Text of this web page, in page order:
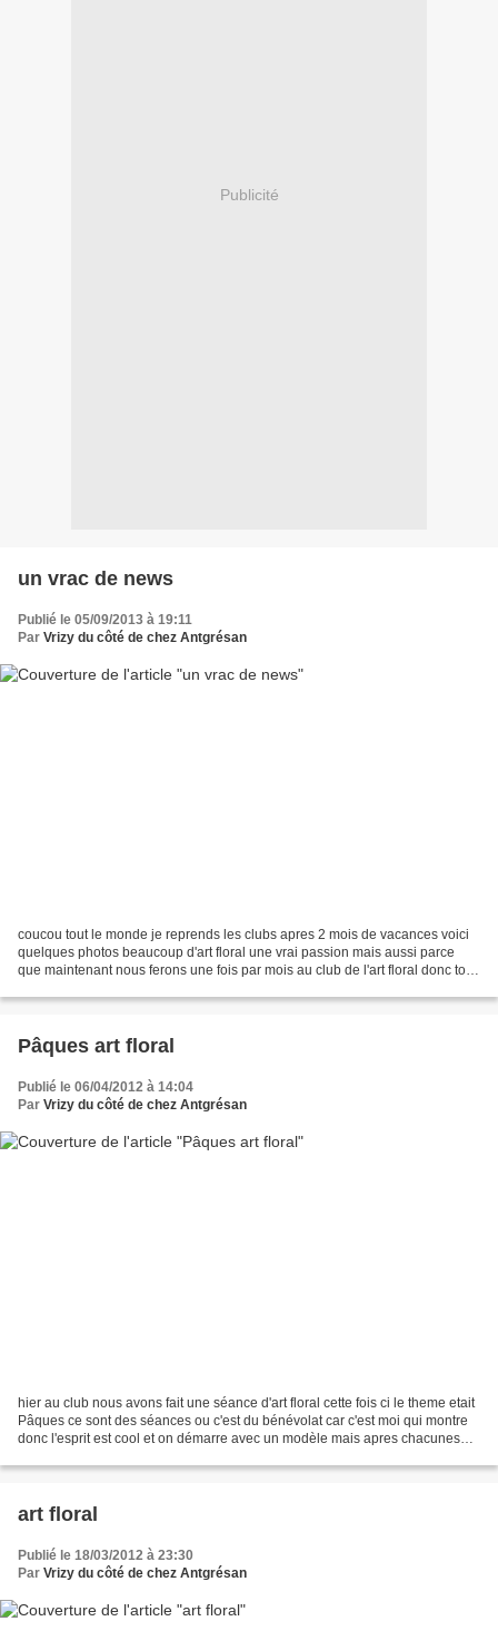
Publicité
un vrac de news
Publié le 05/09/2013 à 19:11
Par Vrizy du côté de chez Antgrésan
coucou tout le monde je reprends les clubs apres 2 mois de vacances voici
quelques photos beaucoup d'art floral une vrai passion mais aussi parce
que maintenant nous ferons une fois par mois au club de l'art floral donc tout
Pâques art floral
Publié le 06/04/2012 à 14:04
Par Vrizy du côté de chez Antgrésan
hier au club nous avons fait une séance d'art floral cette fois ci le theme etait
Pâques ce sont des séances ou c'est du bénévolat car c'est moi qui montre
donc l'esprit est cool et on démarre avec un modèle mais apres chacunes
art floral
Publié le 18/03/2012 à 23:30
Par Vrizy du côté de chez Antgrésan